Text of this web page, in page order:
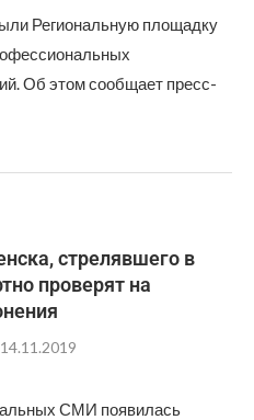
Региональную площадку
Об этом сообщает пресс-
стрелявшего в
проверят на
14.11.2019
СМИ появилась